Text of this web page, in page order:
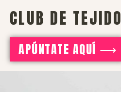
CLUB DE TEJIDO
APÚNTATE AQUÍ ⟶